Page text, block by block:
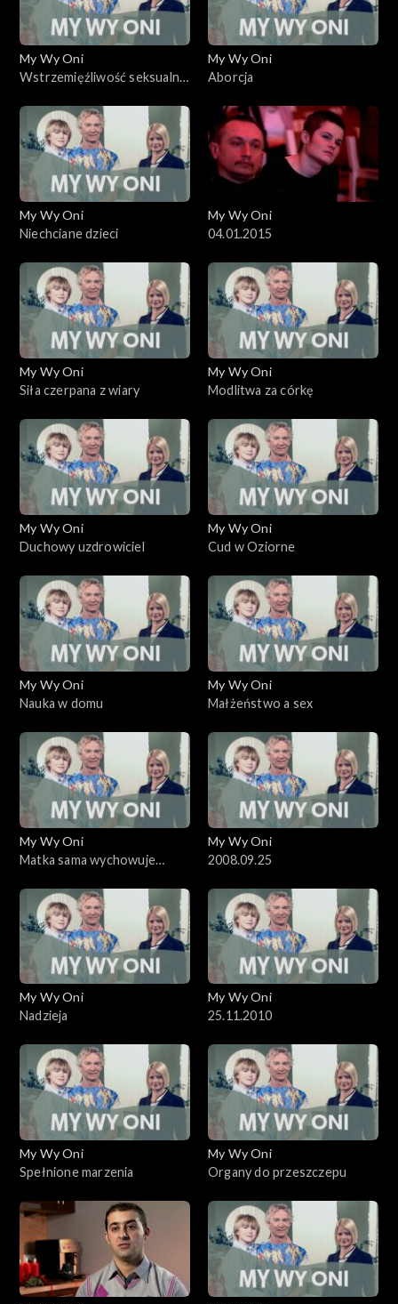
My Wy Oni
Wstrzemięźliwość seksualna
My Wy Oni
Aborcja
My Wy Oni
Niechciane dzieci
My Wy Oni
04.01.2015
My Wy Oni
Siła czerpana z wiary
My Wy Oni
Modlitwa za córkę
My Wy Oni
Duchowy uzdrowiciel
My Wy Oni
Cud w Oziorne
My Wy Oni
Nauka w domu
My Wy Oni
Małżeństwo a sex
My Wy Oni
Matka sama wychowuje
My Wy Oni
2008.09.25
My Wy Oni
Nadzieja
My Wy Oni
25.11.2010
My Wy Oni
Spełnione marzenia
My Wy Oni
Organy do przeszczepu